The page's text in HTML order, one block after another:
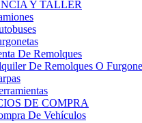
De Remolques
De Remolques O Furgones
DE COMPRA
De Vehículos
De Herramientas